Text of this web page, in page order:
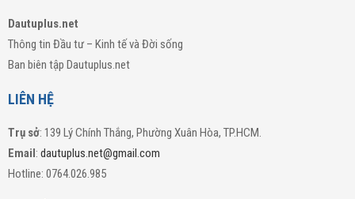
Dautuplus.net
Thông tin Đầu tư – Kinh tế và Đời sống
Ban biên tập Dautuplus.net
LIÊN HỆ
Trụ sở: 139 Lý Chính Thắng, Phường Xuân Hòa, TP.HCM.
Email : dautuplus.net@gmail.com
Hotline: 0764.026.985